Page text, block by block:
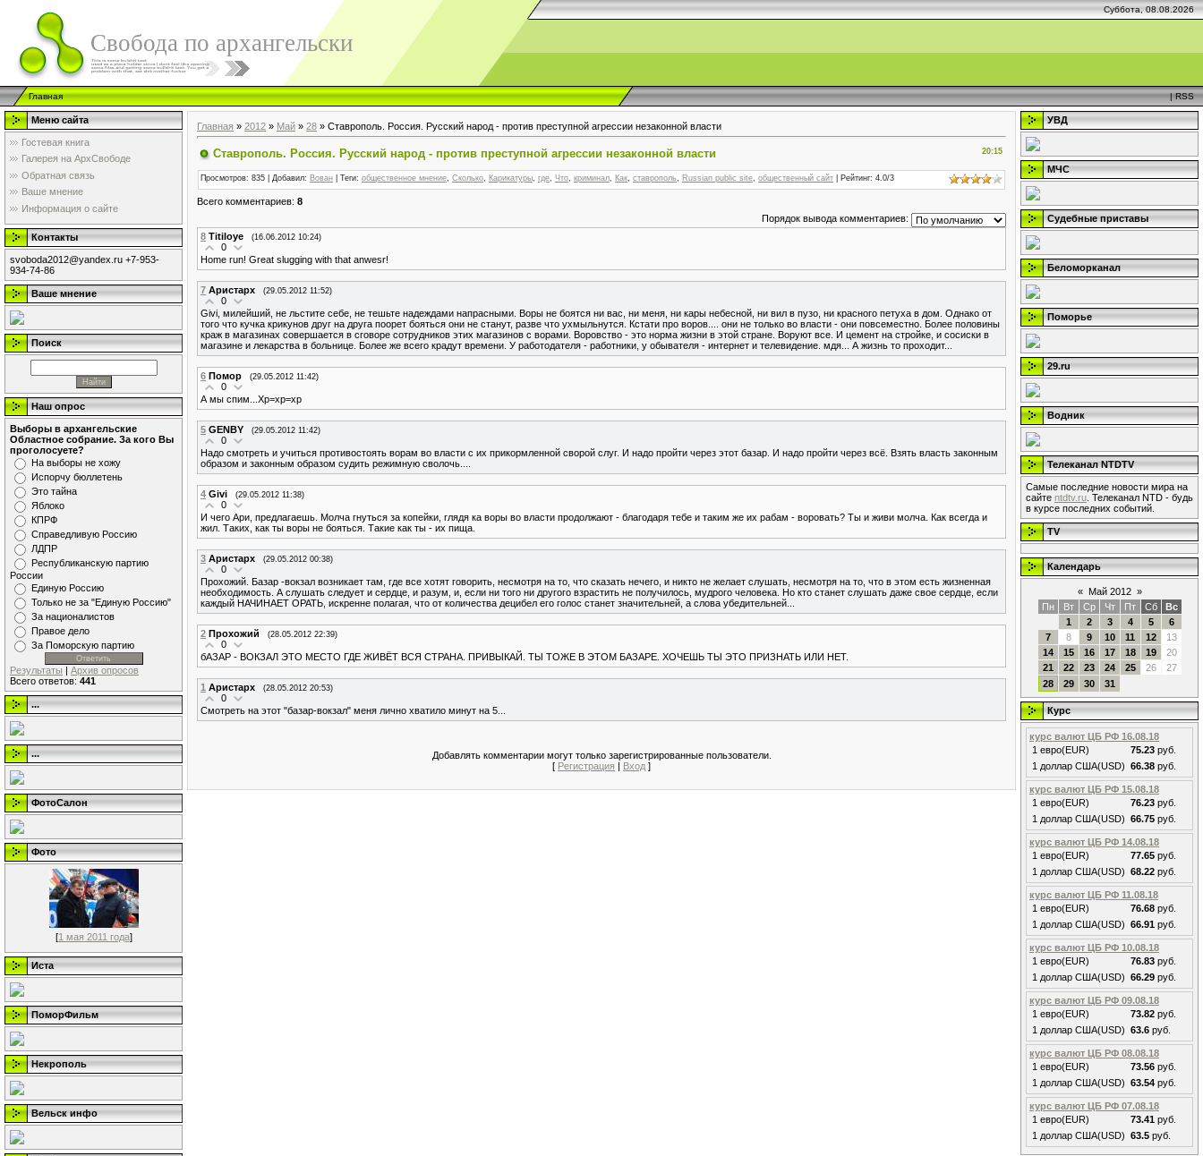
Суббота, 08.08.2026
Свобода по архангельски
Главная |RSS
Меню сайта
Гостевая книга
Галерея на АрхСвободе
Обратная связь
Ваше мнение
Информация о сайте
Контакты
svoboda2012@yandex.ru +7-953-
934-74-86
Ваше мнение
Поиск
Наш опрос
Выборы в архангельские
Областное собрание. За кого Вы
проголосуете?
На выборы не хожу
Испорчу бюллетень
Это тайна
Яблоко
КПРФ
Справедливую Россию
ЛДПР
Республиканскую партию
России
Единую Россию
Только не за "Единую Россию"
За националистов
Правое дело
За Поморскую партию
Результаты | Архив опросов
Всего ответов: 441
...
...
ФотоСалон
Фото
[1 мая 2011 года]
Иста
ПоморФильм
Некрополь
Вельск инфо
Главная » 2012 » Май » 28 » Cтаврополь. Россия. Русский народ - против преступной агрессии незаконной власти
20:15
Cтаврополь. Россия. Русский народ - против преступной агрессии незаконной власти
Просмотров: 835 | Добавил: Вован Теги: общественное мнение Сколько Карикатуры где Что криминал Как ставрополь Russian public site общественный сайт Рейтинг: 4.0/3
Всего комментариев: 8
Порядок вывода комментариев:
8 Titiloye (16.06.2012 10:24)
0
Home run! Great slugging with that anwesr!
7 Аристарх (29.05.2012 11:52)
0
Givi, милейший, не льстите себе, не тешьте надеждами напрасными. Воры не боятся ни вас, ни меня, ни кары небесной, ни вил в пузо, ни красного петуха в дом. Однако от
того что кучка крикунов друг на друга поорет бояться они не станут, разве что ухмыльнутся. Кстати про воров.... они не только во власти - они повсеместно. Более половины
краж в магазинах совершается в сговоре сотрудников этих магазинов с ворами. Воровство - это норма жизни в этой стране. Воруют все. И цемент на стройке, и сосиски в
магазине и лекарства в больнице. Более же всего крадут времени. У работодателя - работники, у обывателя - интернет и телевидение. мдя... А жизнь то проходит...
6 Помор (29.05.2012 11:42)
0
А мы спим...Хр=хр=хр
5 GENBY (29.05.2012 11:42)
0
Надо смотреть и учиться противостоять ворам во власти с их прикормленной сворой слуг. И надо пройти через этот базар. И надо пройти через всё. Взять власть законным
образом и законным образом судить режимную сволочь....
4 Givi (29.05.2012 11:38)
0
И чего Ари, предлагаешь. Молча гнуться за копейки, глядя ка воры во власти продолжают - благодаря тебе и таким же их рабам - воровать? Ты и живи молча. Как всегда и
жил. Таких, как ты воры не бояться. Такие как ты - их пища.
3 Аристарх (29.05.2012 00:38)
0
Прохожий. Базар -вокзал возникает там, где все хотят говорить, несмотря на то, что сказать нечего, и никто не желает слушать, несмотря на то, что в этом есть жизненная
необходимость. А слушать следует и сердце, и разум, и, если ни того ни другого взрастить не получилось, мудрого человека. Но кто станет слушать даже свое сердце, если
каждый НАЧИНАЕТ ОРАТЬ, искренне полагая, что от количества децибел его голос станет значительней, а слова убедительней...
2 Прохожий (28.05.2012 22:39)
0
бАЗАР - ВОКЗАЛ ЭТО МЕСТО ГДЕ ЖИВЁТ ВСЯ СТРАНА. ПРИВЫКАЙ. ТЫ ТОЖЕ В ЭТОМ БАЗАРЕ. ХОЧЕШЬ ТЫ ЭТО ПРИЗНАТЬ ИЛИ НЕТ.
1 Аристарх (28.05.2012 20:53)
0
Смотреть на этот "базар-вокзал" меня лично хватило минут на 5...
Добавлять комментарии могут только зарегистрированные пользователи.
[ Регистрация | Вход ]
УВД
МЧС
Судебные приставы
Беломорканал
Поморье
29.ru
Водник
Телеканал NTDTV
Самые последние новости мира на
сайте ntdtv.ru . Телеканал NTD - будь
в курсе последних событий.
TV
Календарь
« Май 2012 »
Пн
Вт Ср Чт Пт Сб
Вс
1
2 3 4 5
6
7
8 9 10 11 12
13
14
15 16 17 18 19
20
21
22 23 24 25 26
27
28
29 30 31
Курс
курс валют ЦБ РФ 16.08.18
1 евро(EUR)
75.23 руб.
1 доллар США(USD) 66.38 руб.
курс валют ЦБ РФ 15.08.18
1 евро(EUR)
76.23 руб.
1 доллар США(USD) 66.75 руб.
курс валют ЦБ РФ 14.08.18
1 евро(EUR)
77.65 руб.
1 доллар США(USD) 68.22 руб.
курс валют ЦБ РФ 11.08.18
1 евро(EUR)
76.68 руб.
1 доллар США(USD) 66.91 руб.
курс валют ЦБ РФ 10.08.18
1 евро(EUR)
76.83 руб.
1 доллар США(USD) 66.29 руб.
курс валют ЦБ РФ 09.08.18
1 евро(EUR)
73.82 руб.
1 доллар США(USD) 63.6 руб.
курс валют ЦБ РФ 08.08.18
1 евро(EUR)
73.56 руб.
1 доллар США(USD) 63.54 руб.
курс валют ЦБ РФ 07.08.18
1 евро(EUR)
73.41 руб.
1 доллар США(USD) 63.5 руб.